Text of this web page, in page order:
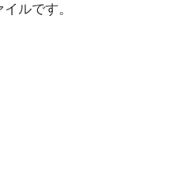
ルです。